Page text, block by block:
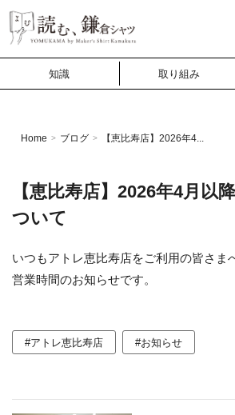
知識 取り組み
Home > ブログ > 【恵比寿店】2026年4...
【恵比寿店】2026年4月以
ついて
いつもアトレ恵比寿店をご利用の皆さま
営業時間のお知らせです。
#アトレ恵比寿店 #お知らせ